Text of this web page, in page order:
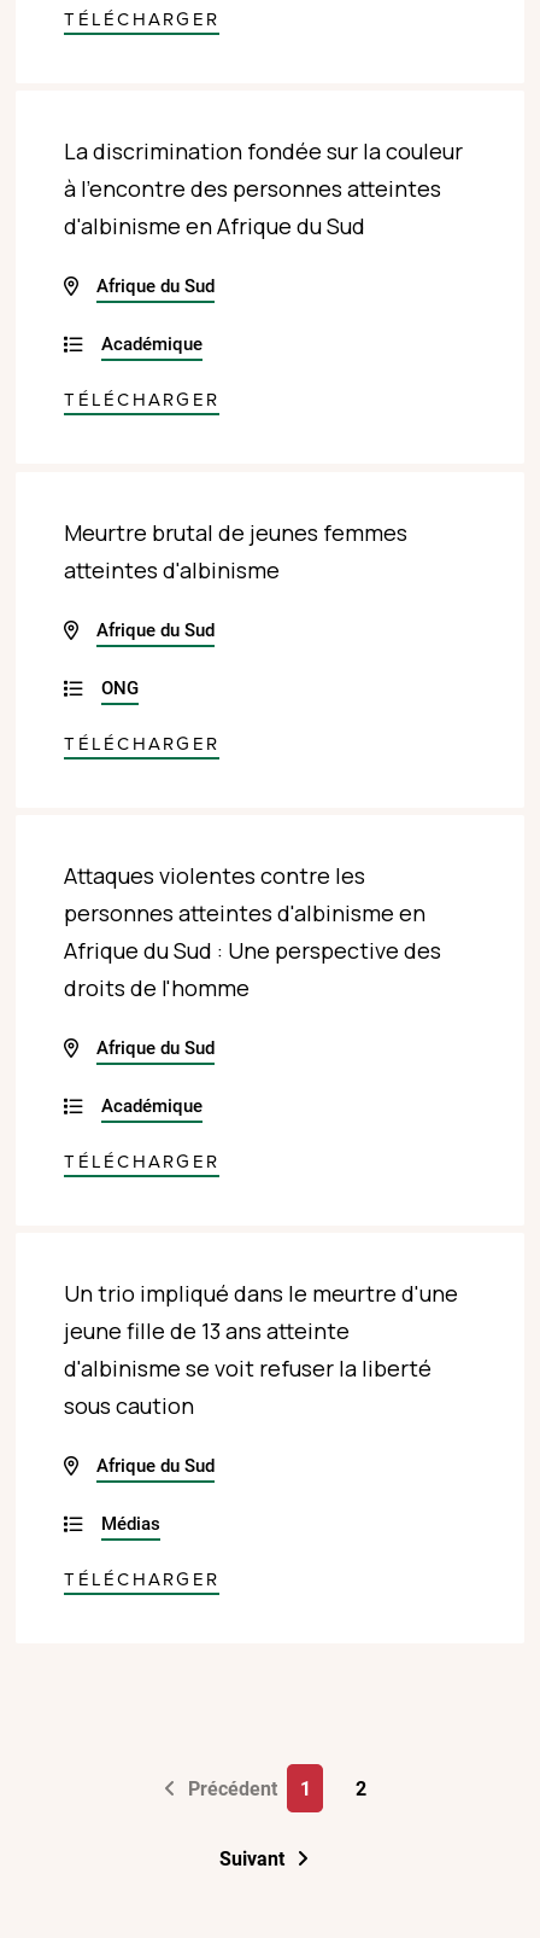
TÉLÉCHARGER
La discrimination fondée sur la couleur
à l'encontre des personnes atteintes
d'albinisme en Afrique du Sud
Afrique du Sud
Académique
TÉLÉCHARGER
Meurtre brutal de jeunes femmes
atteintes d'albinisme
Afrique du Sud
ONG
TÉLÉCHARGER
Attaques violentes contre les
personnes atteintes d'albinisme en
Afrique du Sud : Une perspective des
droits de l'homme
Afrique du Sud
Académique
TÉLÉCHARGER
Un trio impliqué dans le meurtre d'une
jeune fille de 13 ans atteinte
d'albinisme se voit refuser la liberté
sous caution
Afrique du Sud
Médias
TÉLÉCHARGER
Précédent 1 2
Suivant